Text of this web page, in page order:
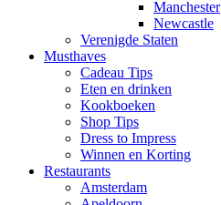
Manchester
Newcastle
Verenigde Staten
Musthaves
Cadeau Tips
Eten en drinken
Kookboeken
Shop Tips
Dress to Impress
Winnen en Korting
Restaurants
Amsterdam